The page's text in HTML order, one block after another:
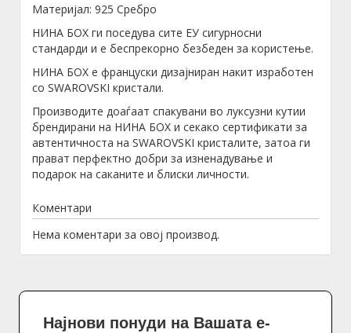
Материјал: 925 Сребро
НИНА БОХ ги поседува сите ЕУ сигурносни
стандарди и е беспрекорно безбеден за користење.
НИНА БОХ е француски дизајниран накит изработен
со SWAROVSKI кристали.
Производите доаѓаат спакувани во луксузни кутии
брендирани на НИНА БОХ и секако сертификати за
автентичноста на SWAROVSKI кристалите, затоа ги
прават перфектно добри за изненадување и
подарок на саканите и блиски личности.
Коментари
Нема коментари за овој производ.
Најнови понуди на Вашата е-